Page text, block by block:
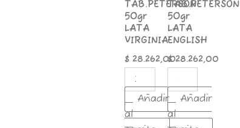
TAB.PETERSON
50gr
LATA
VIRGINIA
$ 28.262,00
Añadir
al
TAB.PETERSON
50gr
LATA
ENGLISH
$28.262,00
Añadir
al